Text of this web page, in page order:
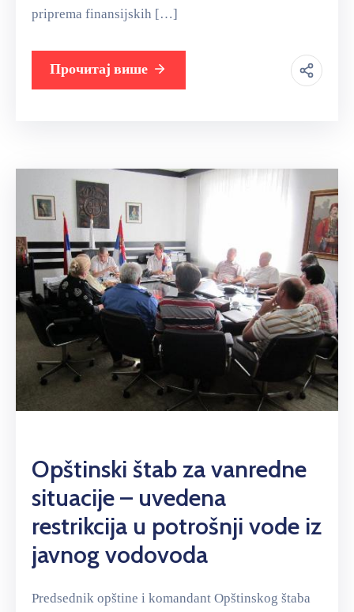
priprema finansijskih […]
Прочитај више
Opštinski štab za vanredne
situacije – uvedena
restrikcija u potrošnji vode iz
javnog vodovoda
Predsednik opštine i komandant Opštinskog štaba